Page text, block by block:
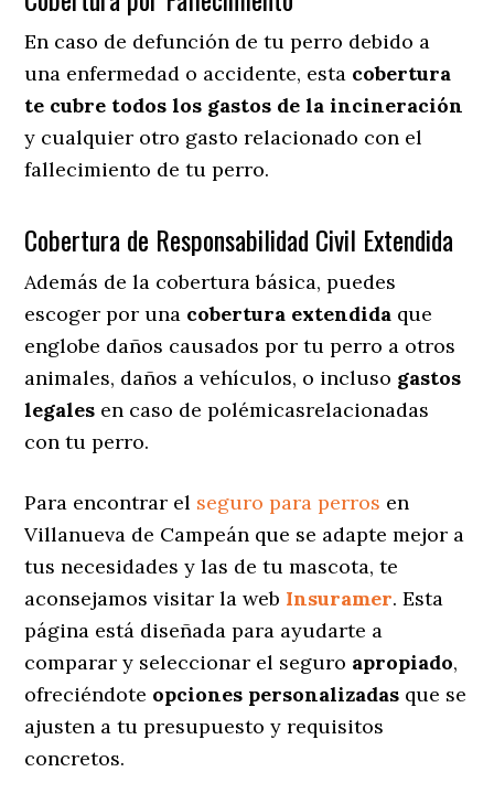
En caso de defunción de tu perro debido a
una enfermedad o accidente, esta cobertura
te cubre todos los gastos de la incineración
y cualquier otro gasto relacionado con el
fallecimiento de tu perro.
Cobertura de Responsabilidad Civil Extendida
Además de la cobertura básica, puedes
escoger por una cobertura extendida que
englobe daños causados por tu perro a otros
animales, daños a vehículos, o incluso gastos
legales en caso de polémicasrelacionadas
con tu perro.
Para encontrar el seguro para perros en
Villanueva de Campeán que se adapte mejor a
tus necesidades y las de tu mascota, te
aconsejamos visitar la web Insuramer. Esta
página está diseñada para ayudarte a
comparar y seleccionar el seguro apropiado,
ofreciéndote opciones personalizadas que se
ajusten a tu presupuesto y requisitos
concretos.